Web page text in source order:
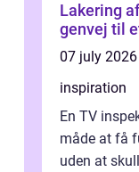
Lakering af
genvej til
07 july 2026
inspiration
En TV
måde at få
uden at